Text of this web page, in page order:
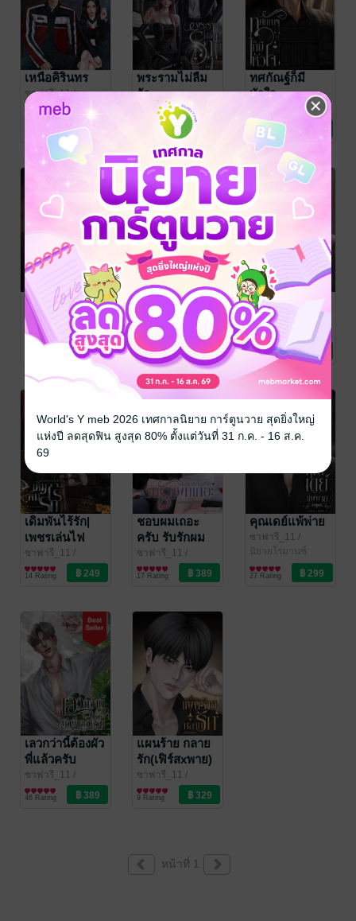
เหนือคิรินทร
ซาฟารี_11/
ซาฟารี
นิยายรัก
18 Rating
พระรามไม่ลืม
รัก
ซาฟารี_11/
ซาฟารี
นิยายรัก
25 Rating
ทศกัณฐ์ก็มี
หัวใจ
ซาฟารี_11
ซาฟารี
นิยายรัก
57 Rating
ดวงใจอคิราห์
ซาฟารี_11/
ซาฟารี
นิยายรัก
ขอโทษที ผู้ชาย
คนนี้ของฉัน
ซาฟารี_11/
ซาฟารี
นิยายรัก
72 Rating
อชิมันร้าย
ซาฟารี_11
ซาฟารี
นิยายวาย Boy
Love / Yaoi
5 Rating
เดิมพันไร้รัก|
เพชรเล่นไฟ
ซาฟารี_11 /
ซาฟารี
นิยายรัก
14 Rating
ชอบผมเถอะ
ครับ รับรักผม
เถอะ(ธีร์xแสงแดด)
ซาฟารี_11 /
ซาฟารี
นิยายวาย Boy
Love / Yaoi
17 Rating
คุณเดย์แพ้พ่าย
ซาฟารี_11 /
ซาฟารี
นิยายโรมานซ์
27 Rating
เลวกว่านี้ต้องผัว
พี่แล้วครับ
ซาฟารี_11 /
ซาฟารี
นิยายวาย Boy
Love / Yaoi
46 Rating
แผนร้าย กลาย
รัก(เฟิร์สxพาย)
ซาฟารี_11 /
ซาฟารี
นิยายโรมานซ์
9 Rating
หน้าที่ 1
World's Y meb 2026 เทศกาลนิยาย การ์ตูนวาย สุดยิ่งใหญ่
แห่งปี ลดสุดฟิน สูงสุด 80% ตั้งแต่วันที่ 31 ก.ค. - 16 ส.ค.
69